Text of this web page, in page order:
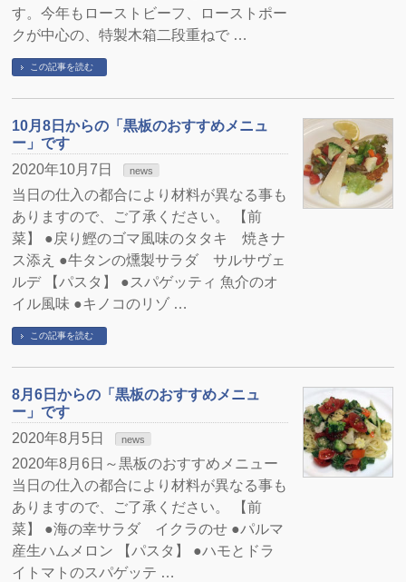
す。今年もローストビーフ、ローストポー
クが中心の、特製木箱二段重ねで …
この記事を読む
10月8日からの「黒板のおすすめメニュ
ー」です
2020年10月7日
news
当日の仕入の都合により材料が異なる事も
ありますので、ご了承ください。 【前
菜】 ●戻り鰹のゴマ風味のタタキ 焼きナ
ス添え ●牛タンの燻製サラダ サルサヴェ
ルデ 【パスタ】 ●スパゲッティ 魚介のオ
イル風味 ●キノコのリゾ …
この記事を読む
8月6日からの「黒板のおすすめメニュ
ー」です
2020年8月5日
news
2020年8月6日～黒板のおすすめメニュー
当日の仕入の都合により材料が異なる事も
ありますので、ご了承ください。 【前
菜】 ●海の幸サラダ イクラのせ ●パルマ
産生ハムメロン 【パスタ】 ●ハモとドラ
イトマトのスパゲッテ …